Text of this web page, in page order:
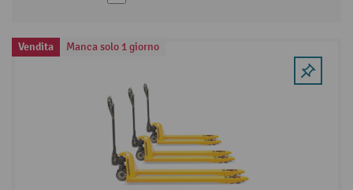
Vendita Manca solo 1 giorno